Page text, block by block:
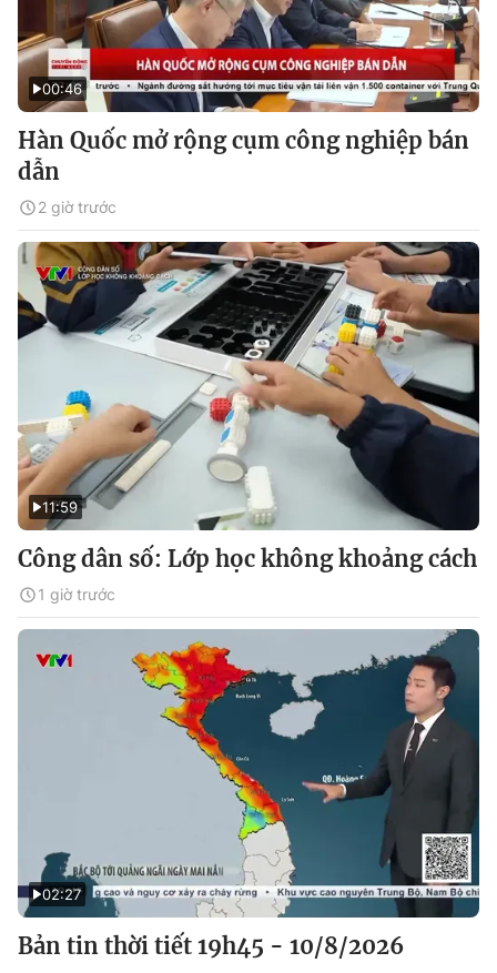
00:46
Hàn Quốc mở rộng cụm công nghiệp bán
dẫn
2 giờ trước
11:59
Công dân số: Lớp học không khoảng cách
1 giờ trước
02:27
Bản tin thời tiết 19h45 - 10/8/2026